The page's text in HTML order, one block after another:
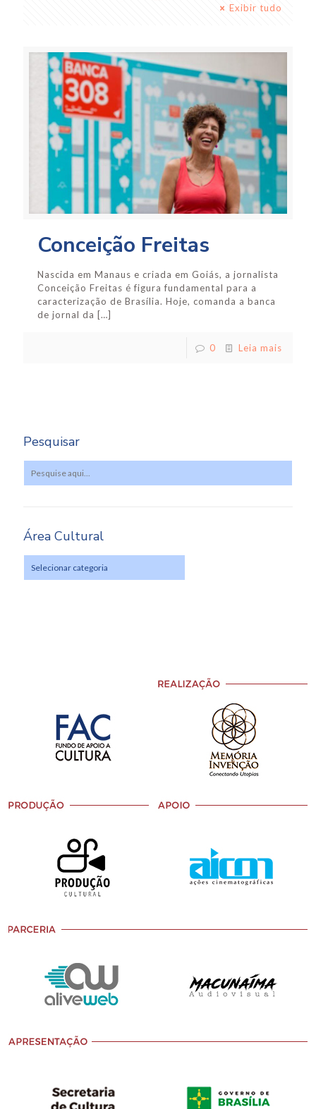
Exibir tudo
Conceição Freitas
Nascida em Manaus e criada em Goiás, a jornalista
Conceição Freitas é figura fundamental para a
caracterização de Brasília. Hoje, comanda a banca
de jornal da […]
0 Leia mais
Pesquisar
Área Cultural